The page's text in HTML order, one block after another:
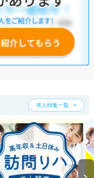
「こだわり条件」から検索
。
とも可能です。
と、ご希望条件をヒアリン
希望条件をピックアップし
求人特集一覧